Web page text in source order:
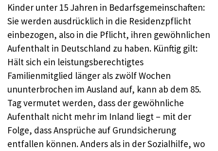
Kinder unter 15 Jahren in Bedarfsgemeinschaften:
Sie werden ausdrücklich in die Residenzpflicht
einbezogen, also in die Pflicht, ihren gewöhnlichen
Aufenthalt in Deutschland zu haben. Künftig gilt:
Hält sich ein leistungsberechtigtes
Familienmitglied länger als zwölf Wochen
ununterbrochen im Ausland auf, kann ab dem 85.
Tag vermutet werden, dass der gewöhnliche
Aufenthalt nicht mehr im Inland liegt – mit der
Folge, dass Ansprüche auf Grundsicherung
entfallen können. Anders als in der Sozialhilfe, wo